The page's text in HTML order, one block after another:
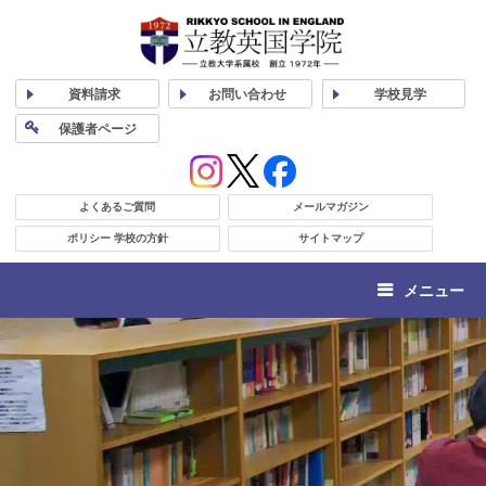
資料請求 お問い合わせ 学校見学
保護者ページ
よくあるご質問 メールマガジン
ポリシー 学校の方針 サイトマップ
メニュー